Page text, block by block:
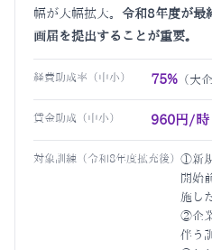
幅が大幅拡大。 令和8年度が最
画届を提出することが重要。
経費助成率（中小） 75% （大
賃金助成（中小） 960円/時
対象訓練（令和8年度拡充後） ①新
開始
施し
②企
伴う